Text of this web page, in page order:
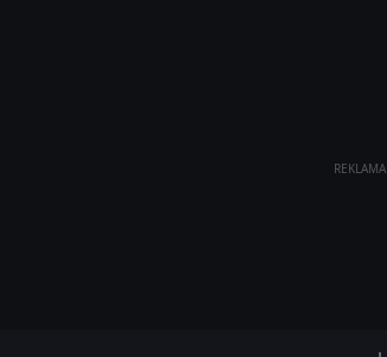
REKLAMA